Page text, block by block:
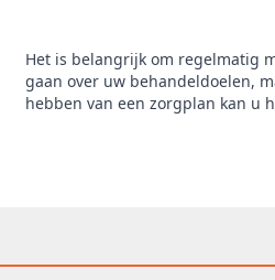
Het is belangrijk om regelmatig
gaan over uw behandeldoelen,
hebben van een zorgplan kan u